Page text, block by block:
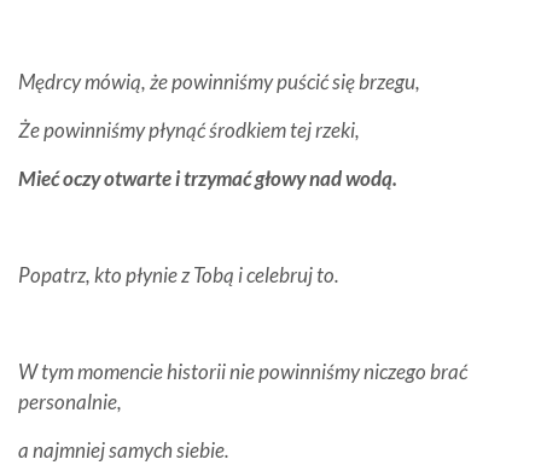
Mędrcy mówią, że powinniśmy puścić się brzegu,
Że powinniśmy płynąć środkiem tej rzeki,
Mieć oczy otwarte i trzymać głowy nad wodą.
Popatrz, kto płynie z Tobą i celebruj to.
W tym momencie historii nie powinniśmy niczego brać
personalnie,
a najmniej samych siebie.